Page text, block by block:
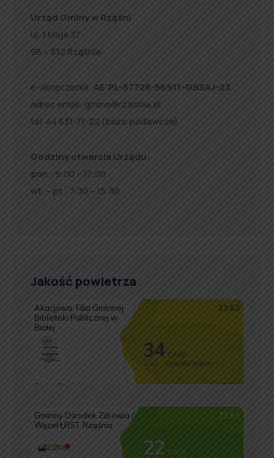
Urząd Gminy w Rząśni
ul. 1 Maja 37
98 – 332 Rząśnia
e-doręczenia: AE:PL-57726-56911-GBSAJ-23
adres email: gmina@rzasnia.pl
tel. 44 631-71-22 (biuro podawcze)
Godziny otwarcia Urzędu:
pon.: 9:00 – 17:00
wt. – pt.: 7:30 – 15:30
Jakość powietrza